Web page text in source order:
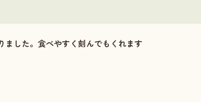
ました。食べやすく刻んでもくれます